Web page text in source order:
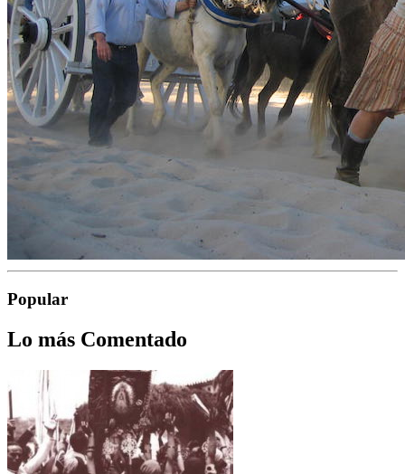
Popular
Lo más Comentado